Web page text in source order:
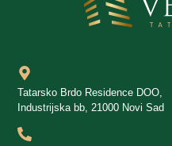
Tatarsko Brdo Residence DOO,
Industrijska bb, 21000 Novi Sad